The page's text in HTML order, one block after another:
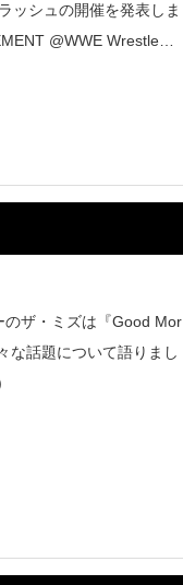
ッシュの開催を発表しま
@WWE Wrestlema
のザ・ミズは『Good Mor
な話題について語りまし